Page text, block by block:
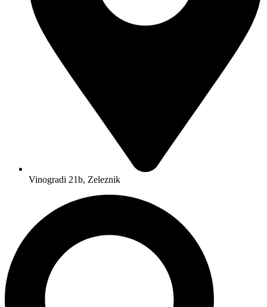
Vinogradi 21b, Zeleznik